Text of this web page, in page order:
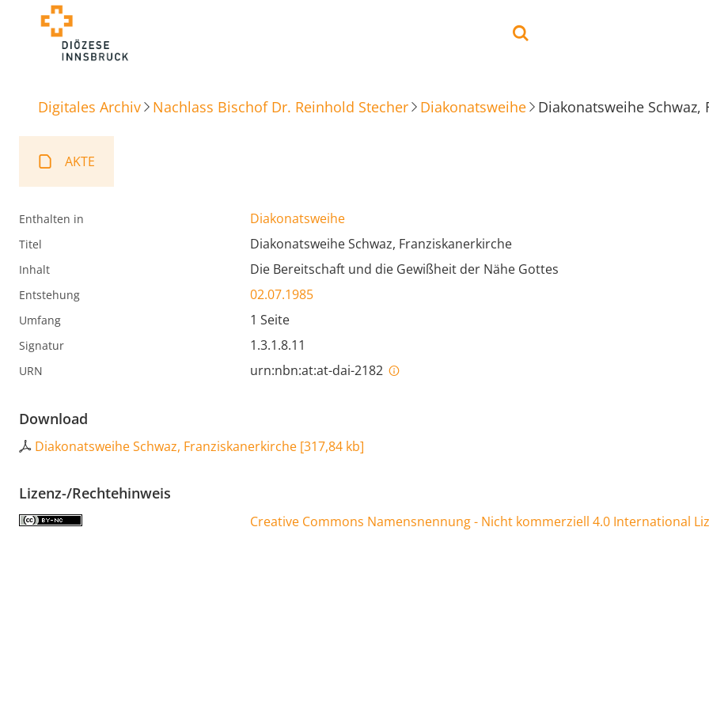
Digitales Archiv Nachlass Bischof Dr. Reinhold Stecher Diakonatsweihe Diakonatsweihe Schwaz,
AKTE
Enthalten in Diakonatsweihe
Titel Diakonatsweihe Schwaz, Franziskanerkirche
Inhalt Die Bereitschaft und die Gewißheit der Nähe Gottes
Entstehung 02.07.1985
Umfang 1 Seite
Signatur 1.3.1.8.11
URN urn:nbn:at:at-dai-2182
Download
Diakonatsweihe Schwaz, Franziskanerkirche [317,84 kb]
Lizenz-/Rechtehinweis
Creative Commons Namensnennung - Nicht kommerziell 4.0 International